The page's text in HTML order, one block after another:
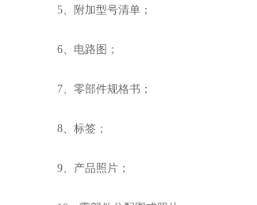
5、附加型号清单；
6、电路图；
7、零部件规格书；
8、标签；
9、产品照片；